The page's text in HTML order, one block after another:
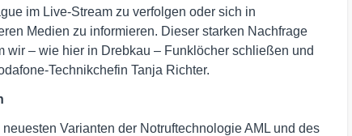
im Live-Stream zu verfolgen oder sich in
Medien zu informieren. Dieser starken Nachfrage
wir – wie hier in Drebkau – Funklöcher schließen und
Technikchefin Tanja Richter.
Varianten der Notruftechnologie AML und des